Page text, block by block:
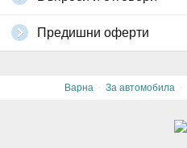
Предишни оферти
Варна · За автомобила ·